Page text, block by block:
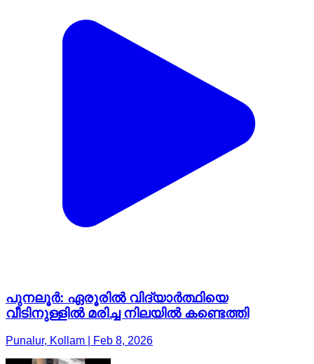
പുനലൂർ: ഏരൂരിൽ വിദ്യാർത്ഥിയെ
വീടിനുള്ളിൽ മരിച്ച നിലയിൽ കണ്ടെത്തി
Punalur, Kollam | Feb 8, 2026